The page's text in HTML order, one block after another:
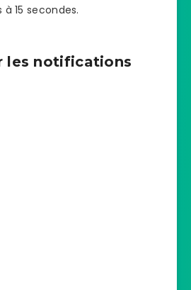
15 secondes.
les notifications